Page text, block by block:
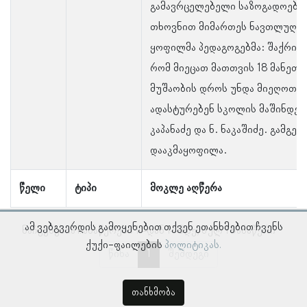
წელი ტიპი მოკლე აღწერა
გამავრცელებელი
თხოვნით მიმართეს
ყოფილმა პედაგოგებმა:
რომ მიეცათ მათთვის 18
მუშაობის დროს უნდა მიეღოთ
ადასტურებენ სკოლის
კაპანაძე და ნ. ნაკაშიძე.
დააკმაყოფილა.
ნაჩვენებია ჩანაწერები 1–დან 1–მდე, სულ 1 ჩანაწერი
წინა
შემდეგი
ამ ვებგვერდის გამოყენებით თქვენ ეთანხმებით ჩვენს
ქუქი-ფაილების პოლიტიკას.
თანხმობა